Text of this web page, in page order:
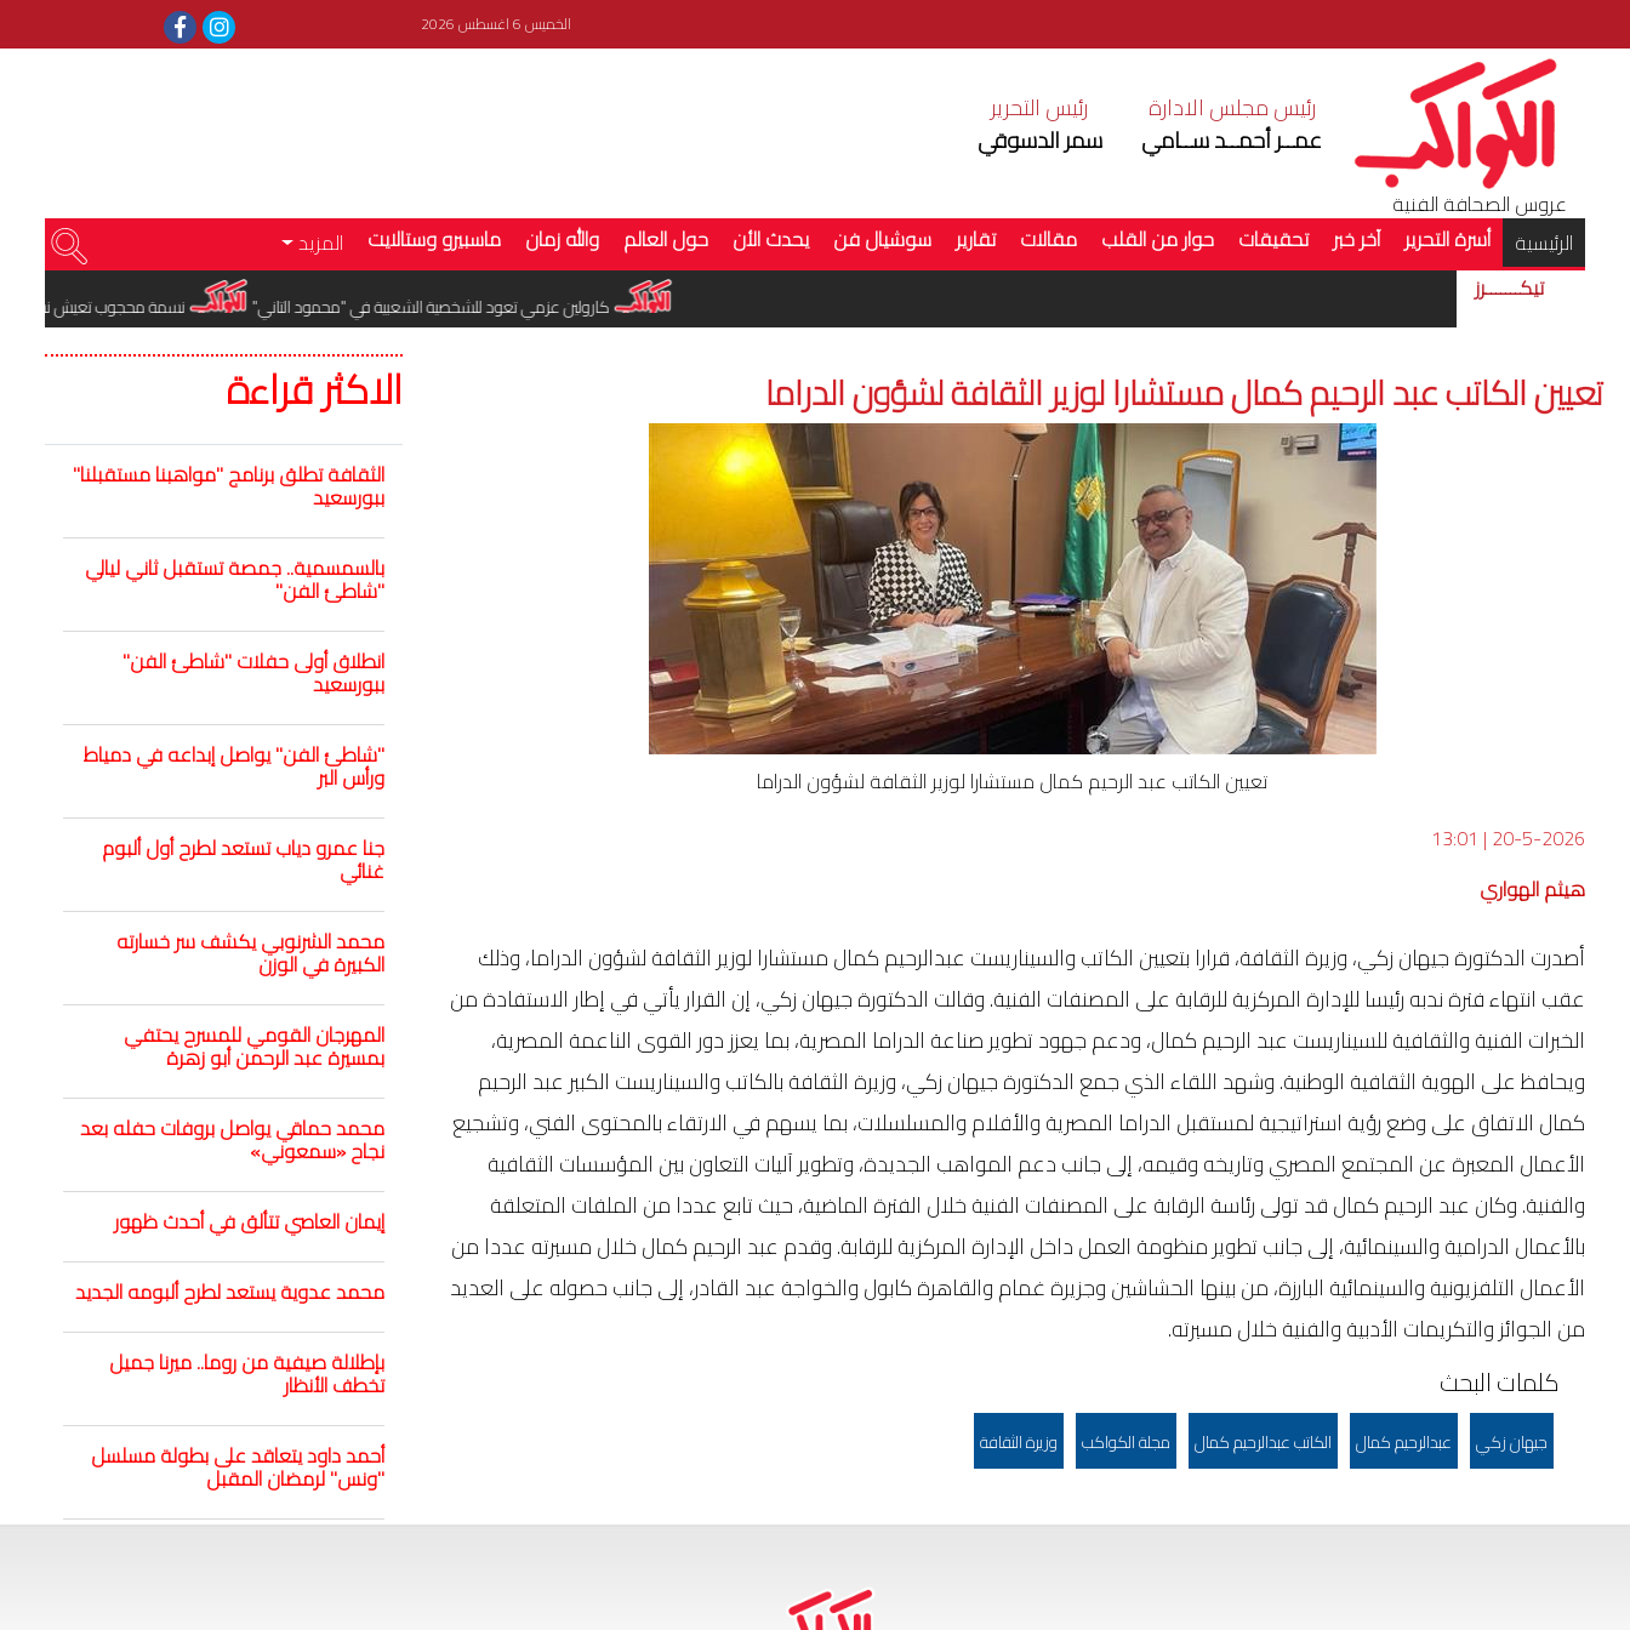
الخميس 6 اغسطس 2026
عروس الصحافة الفنية
رئيس مجلس الادارة
عمــر أحمــد ســامي
رئيس التحرير
سمر الدسوقي
الرئيسية أسرة التحرير آخر خبر تحقيقات حوار من القلب مقالات تقارير سوشيال فن يحدث الأن حول العالم والله زمان ماسبيرو وستالايت
المزيد
تيكـــــــرز
كارولين عزمي تعود للشخصية الشعبية في "محمود التاني" نسمة محجوب تعيش نشاطًا فنيًا بإطلالة صيفية من روما.. ميرنا جميل تخطف الأنظار
تعيين الكاتب عبد الرحيم كمال مستشارا لوزير الثقافة لشؤون الدراما
تعيين الكاتب عبد الرحيم كمال مستشارا لوزير الثقافة لشؤون الدراما
20-5-2026
|
13:01
هيثم الهواري
أصدرت الدكتورة جيهان زكي، وزيرة الثقافة، قرارا بتعيين الكاتب والسيناريست عبدالرحيم كمال مستشارا لوزير الثقافة لشؤون الدراما، وذلك
عقب انتهاء فترة ندبه رئيسا للإدارة المركزية للرقابة على المصنفات الفنية. وقالت الدكتورة جيهان زكي، إن القرار يأتي في إطار الاستفادة من
الخبرات الفنية والثقافية للسيناريست عبد الرحيم كمال، ودعم جهود تطوير صناعة الدراما المصرية، بما يعزز دور القوى الناعمة المصرية،
ويحافظ على الهوية الثقافية الوطنية. وشهد اللقاء الذي جمع الدكتورة جيهان زكي، وزيرة الثقافة بالكاتب والسيناريست الكبير عبد الرحيم
كمال الاتفاق على وضع رؤية استراتيجية لمستقبل الدراما المصرية والأفلام والمسلسلات، بما يسهم في الارتقاء بالمحتوى الفني، وتشجيع
الأعمال المعبرة عن المجتمع المصري وتاريخه وقيمه، إلى جانب دعم المواهب الجديدة، وتطوير آليات التعاون بين المؤسسات الثقافية
والفنية. وكان عبد الرحيم كمال قد تولى رئاسة الرقابة على المصنفات الفنية خلال الفترة الماضية، حيث تابع عددا من الملفات المتعلقة
بالأعمال الدرامية والسينمائية، إلى جانب تطوير منظومة العمل داخل الإدارة المركزية للرقابة. وقدم عبد الرحيم كمال خلال مسيرته عددا من
الأعمال التلفزيونية والسينمائية البارزة، من بينها الحشاشين وجزيرة غمام والقاهرة كابول والخواجة عبد القادر، إلى جانب حصوله على العديد
من الجوائز والتكريمات الأدبية والفنية خلال مسيرته.
كلمات البحث
جيهان زكي عبدالرحيم كمال الكاتب عبدالرحيم كمال مجلة الكواكب وزيرة الثقافة
الاكثر قراءة
الثقافة تطلق برنامج "مواهبنا مستقبلنا"
ببورسعيد
بالسمسمية.. جمصة تستقبل ثاني ليالي
"شاطئ الفن"
انطلاق أولى حفلات "شاطئ الفن"
ببورسعيد
"شاطئ الفن" يواصل إبداعه في دمياط
ورأس البر
جنا عمرو دياب تستعد لطرح أول ألبوم
غنائي
محمد الشرنوبي يكشف سر خسارته
الكبيرة في الوزن
المهرجان القومي للمسرح يحتفي
بمسيرة عبد الرحمن أبو زهرة
محمد حماقي يواصل بروفات حفله بعد
نجاح «سمعوني»
إيمان العاصي تتألق في أحدث ظهور
محمد عدوية يستعد لطرح ألبومه الجديد
بإطلالة صيفية من روما.. ميرنا جميل
تخطف الأنظار
أحمد داود يتعاقد على بطولة مسلسل
"ونس" لرمضان المقبل